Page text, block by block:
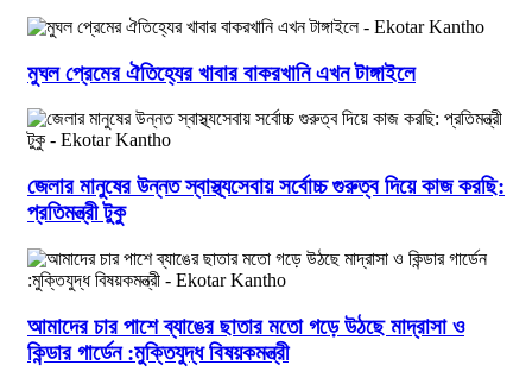
মুঘল প্রেমের ঐতিহ্যের খাবার বাকরখানি এখন টাঙ্গাইলে
জেলার মানুষের উন্নত স্বাস্থ্যসেবায় সর্বোচ্চ গুরুত্ব দিয়ে কাজ করছি:
প্রতিমন্ত্রী টুকু
আমাদের চার পাশে ব্যাঙের ছাতার মতো গড়ে উঠছে মাদ্রাসা ও
কিন্ডার গার্ডেন :মুক্তিযুদ্ধ বিষয়কমন্ত্রী